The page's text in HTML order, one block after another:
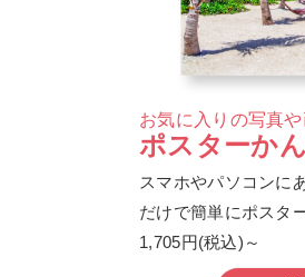
お気に入りの写真
ポスターか
スマホやパソコンに
だけで簡単にポスタ
1,705円(税込)～